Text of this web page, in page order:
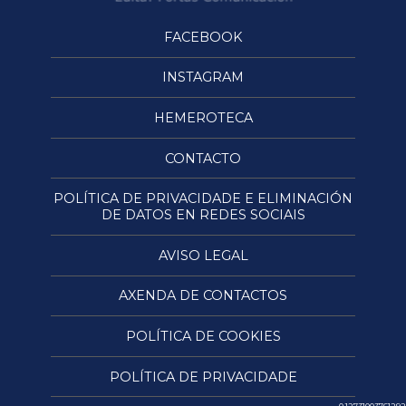
FACEBOOK
INSTAGRAM
HEMEROTECA
CONTACTO
POLÍTICA DE PRIVACIDADE E ELIMINACIÓN
DE DATOS EN REDES SOCIAIS
AVISO LEGAL
AXENDA DE CONTACTOS
POLÍTICA DE COOKIES
POLÍTICA DE PRIVACIDADE